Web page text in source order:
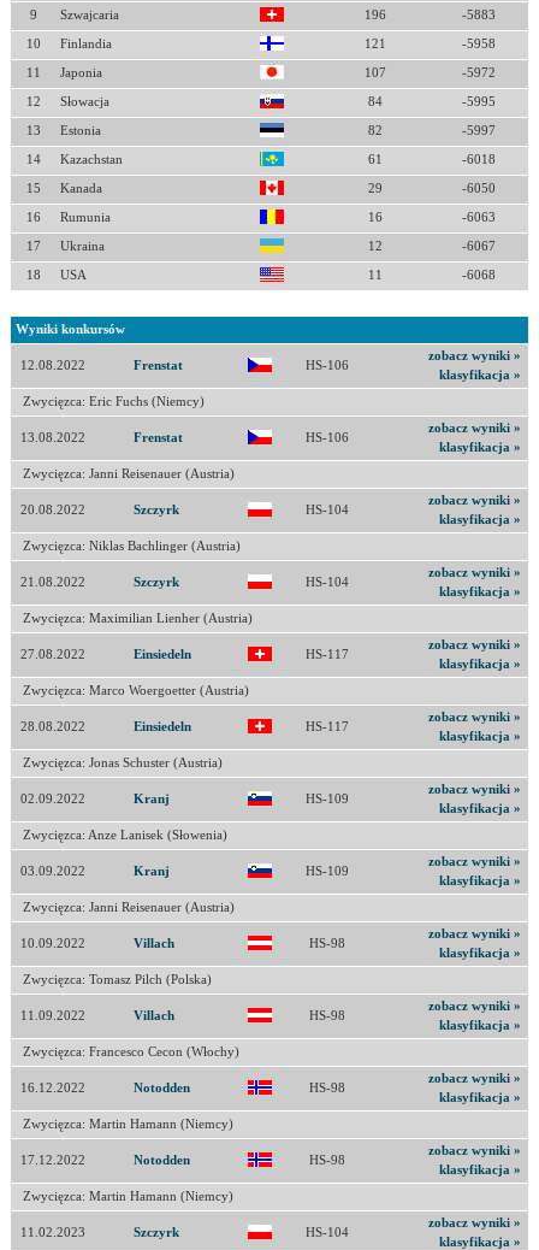
9 Szwajcaria 196 -5883
10 Finlandia 121 -5958
11 Japonia 107 -5972
12 Słowacja 84 -5995
13 Estonia 82 -5997
14 Kazachstan 61 -6018
15 Kanada 29 -6050
16 Rumunia 16 -6063
17 Ukraina 12 -6067
18 USA 11 -6068
Wyniki konkursów
12.08.2022 Frenstat HS-106
zobacz wyniki »
klasyfikacja »
Zwycięzca: Eric Fuchs (Niemcy)
13.08.2022 Frenstat HS-106
zobacz wyniki »
klasyfikacja »
Zwycięzca: Janni Reisenauer (Austria)
20.08.2022 Szczyrk HS-104
zobacz wyniki »
klasyfikacja »
Zwycięzca: Niklas Bachlinger (Austria)
21.08.2022 Szczyrk HS-104
zobacz wyniki »
klasyfikacja »
Zwycięzca: Maximilian Lienher (Austria)
27.08.2022 Einsiedeln HS-117
zobacz wyniki »
klasyfikacja »
Zwycięzca: Marco Woergoetter (Austria)
28.08.2022 Einsiedeln HS-117
zobacz wyniki »
klasyfikacja »
Zwycięzca: Jonas Schuster (Austria)
02.09.2022 Kranj HS-109
zobacz wyniki »
klasyfikacja »
Zwycięzca: Anze Lanisek (Słowenia)
03.09.2022 Kranj HS-109
zobacz wyniki »
klasyfikacja »
Zwycięzca: Janni Reisenauer (Austria)
10.09.2022 Villach HS-98
zobacz wyniki »
klasyfikacja »
Zwycięzca: Tomasz Pilch (Polska)
11.09.2022 Villach HS-98
zobacz wyniki »
klasyfikacja »
Zwycięzca: Francesco Cecon (Włochy)
16.12.2022 Notodden HS-98
zobacz wyniki »
klasyfikacja »
Zwycięzca: Martin Hamann (Niemcy)
17.12.2022 Notodden HS-98
zobacz wyniki »
klasyfikacja »
Zwycięzca: Martin Hamann (Niemcy)
11.02.2023 Szczyrk HS-104
zobacz wyniki »
klasyfikacja »